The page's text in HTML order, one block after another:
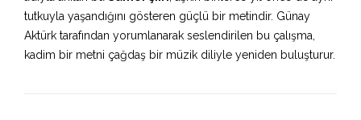
tutkuyla yaşandığını gösteren güçlü bir metindir. Günay
Aktürk tarafından yorumlanarak seslendirilen bu çalışma,
kadim bir metni çağdaş bir müzik diliyle yeniden buluşturur.